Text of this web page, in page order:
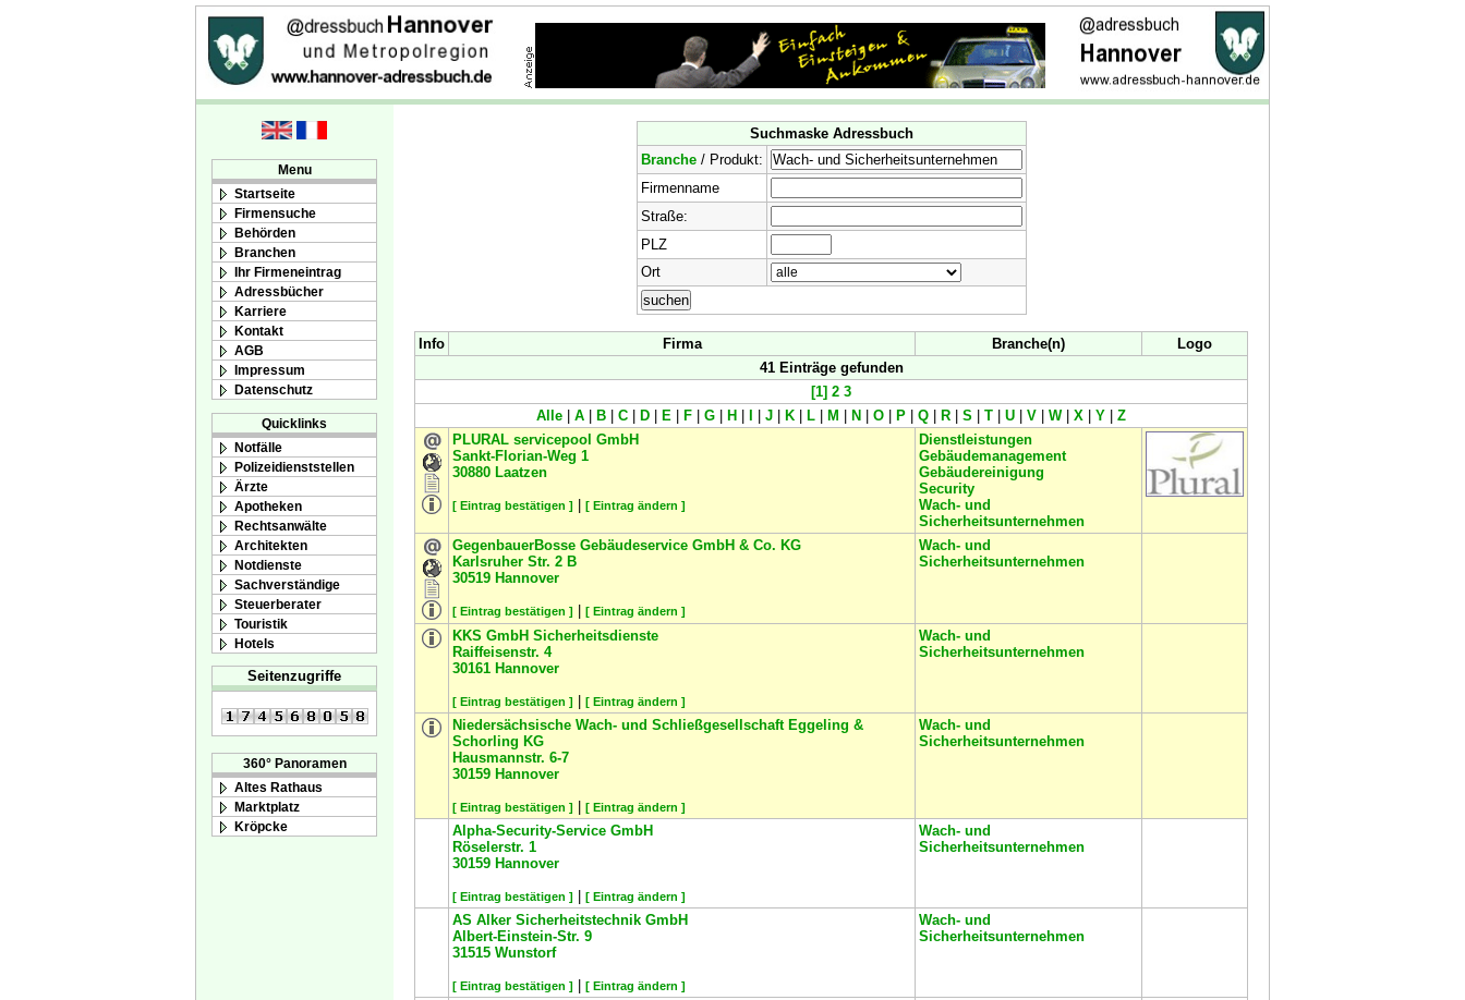
Menu
Startseite
Firmensuche
Behörden
Branchen
Ihr Firmeneintrag
Adressbücher
Karriere
Kontakt
AGB
Impressum
Datenschutz
Quicklinks
Notfälle
Polizeidienststellen
Ärzte
Apotheken
Rechtsanwälte
Architekten
Notdienste
Sachverständige
Steuerberater
Touristik
Hotels
Seitenzugriffe
360° Panoramen
Altes Rathaus
Marktplatz
Kröpcke
Suchmaske Adressbuch
Branche/ Produkt:
Firmenname
Straße:
PLZ
Ort
Info Firma Branche(n)
Logo
41 Einträge gefunden
[1] 2 3
Alle
A B C D E F G H J K L M N O P Q R S T U V W| X Y
Z
PLURAL servicepool GmbH
Sankt-Florian-Weg 1
30880 Laatzen
[ Eintrag bestätigen ] [ Eintrag ändern ]
Dienstleistungen
Gebäudemanagement
Gebäudereinigung
Security
Wach- und
Sicherheitsunternehmen
GegenbauerBosse Gebäudeservice GmbH & Co. KG
Karlsruher Str. 2 B
30519 Hannover
[ Eintrag bestätigen ] [ Eintrag ändern ]
Wach- und
Sicherheitsunternehmen
KKS GmbH Sicherheitsdienste
Raiffeisenstr. 4
30161 Hannover
[ Eintrag bestätigen ] [ Eintrag ändern ]
Wach- und
Sicherheitsunternehmen
Niedersächsische Wach- und Schließgesellschaft Eggeling &
Schorling KG
Hausmannstr. 6-7
30159 Hannover
[ Eintrag bestätigen ] [ Eintrag ändern ]
Wach- und
Sicherheitsunternehmen
Alpha-Security-Service GmbH
Röselerstr. 1
30159 Hannover
[ Eintrag bestätigen ] [ Eintrag ändern ]
Wach- und
Sicherheitsunternehmen
AS Alker Sicherheitstechnik GmbH
Albert-Einstein-Str. 9
31515 Wunstorf
[ Eintrag bestätigen ] [ Eintrag ändern ]
Wach- und
Sicherheitsunternehmen